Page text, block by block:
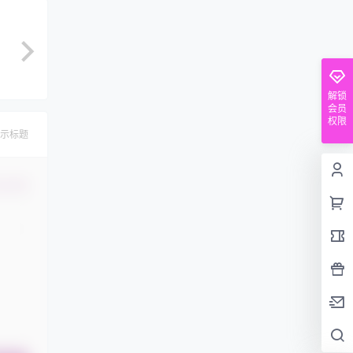
标题
解锁
会员
权限